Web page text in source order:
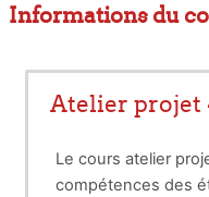
Informations du
Atelier projet
Le cours atelier
compétences des